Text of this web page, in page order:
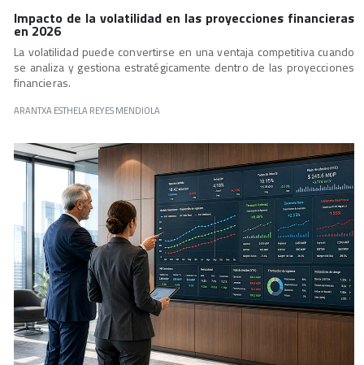
Impacto de la volatilidad en las proyecciones financieras
en 2026
La volatilidad puede convertirse en una ventaja competitiva cuando
se analiza y gestiona estratégicamente dentro de las proyecciones
financieras.
ARANTXA ESTHELA REYES MENDIOLA